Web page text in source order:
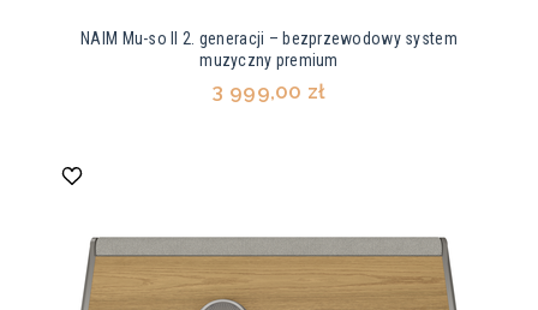
NAIM Mu-so II 2. generacji – bezprzewodowy system
muzyczny premium
3 999,00 zł